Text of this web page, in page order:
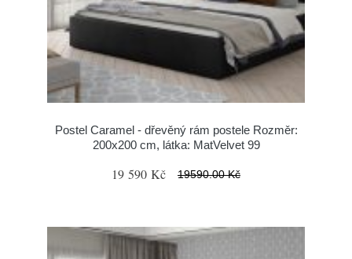
Postel Caramel - dřevěný rám postele Rozměr:
200x200 cm, látka: MatVelvet 99
19 590 Kč 19590.00 Kč